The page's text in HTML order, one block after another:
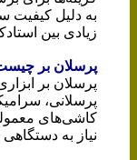
به دلیل کیفیت
زیادی بین
پرسلان بر
پرسلان بر
پرسلانی،
کاشی‌های
نیاز به